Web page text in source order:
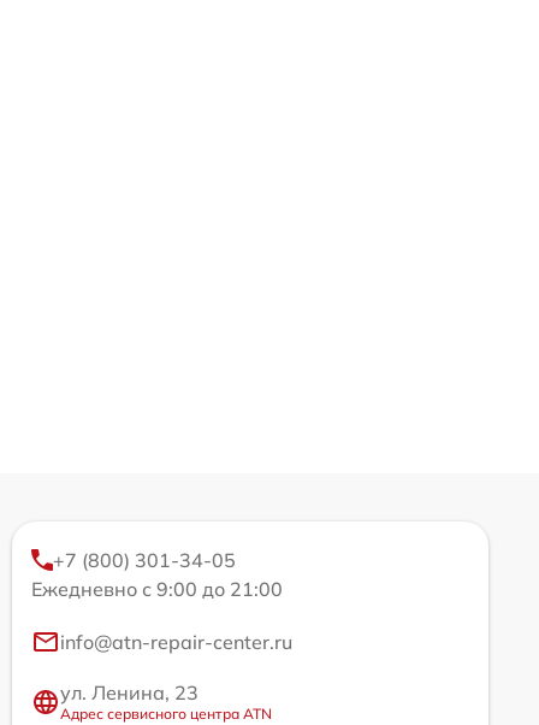
+7 (800) 301-34-05
Ежедневно с 9:00 до 21:00
info@atn-repair-center.ru
ул. Ленина, 23
Адрес сервисного центра ATN